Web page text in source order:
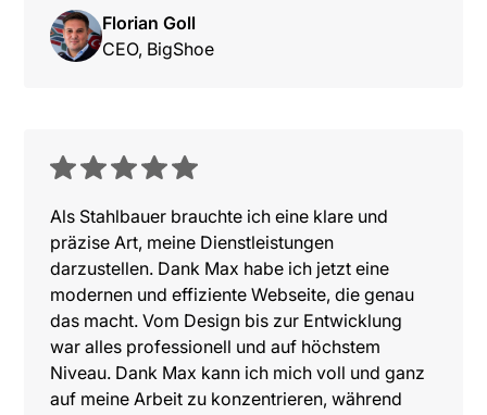
Florian Goll
CEO, BigShoe
Als Stahlbauer brauchte ich eine klare und
präzise Art, meine Dienstleistungen
darzustellen. Dank Max habe ich jetzt eine
modernen und effiziente Webseite, die genau
das macht. Vom Design bis zur Entwicklung
war alles professionell und auf höchstem
Niveau. Dank Max kann ich mich voll und ganz
auf meine Arbeit zu konzentrieren, während
Meine Arbeit
White-Label
© 2020, 2026 Max Dreyer. Alle Rechte vorbehalten.
Impressum
Datenschutz